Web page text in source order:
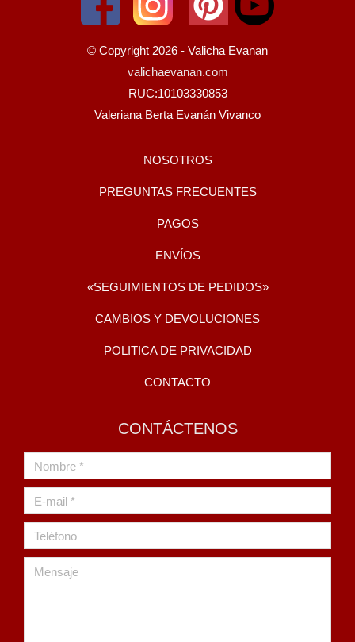
© Copyright 2026 - Valicha Evanan
valichaevanan.com
RUC:10103330853
Valeriana Berta Evanán Vivanco
NOSOTROS
PREGUNTAS FRECUENTES
PAGOS
ENVÍOS
«SEGUIMIENTOS DE PEDIDOS»
CAMBIOS Y DEVOLUCIONES
POLITICA DE PRIVACIDAD
CONTACTO
CONTÁCTENOS
Nombre *
E-mail *
Teléfono
Mensaje